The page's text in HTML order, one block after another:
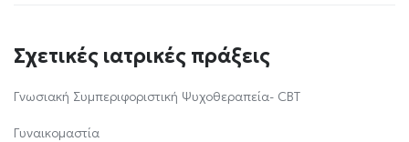
Σχετικές ιατρικές πράξεις
Γνωσιακή Συμπεριφοριστική Ψυχοθεραπεία- CBT
Γυναικομαστία